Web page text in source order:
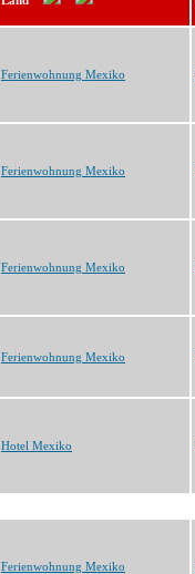
Ferienwohnung Mexiko
Ferienwohnung Mexiko
Ferienwohnung Mexiko
Ferienwohnung Mexiko
Hotel Mexiko
Ferienwohnung Mexiko